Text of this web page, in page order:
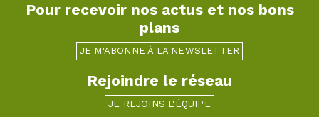
Pour recevoir nos actus et nos bons
plans
JE M'ABONNE À LA NEWSLETTER
Rejoindre le réseau
JE REJOINS L'ÉQUIPE